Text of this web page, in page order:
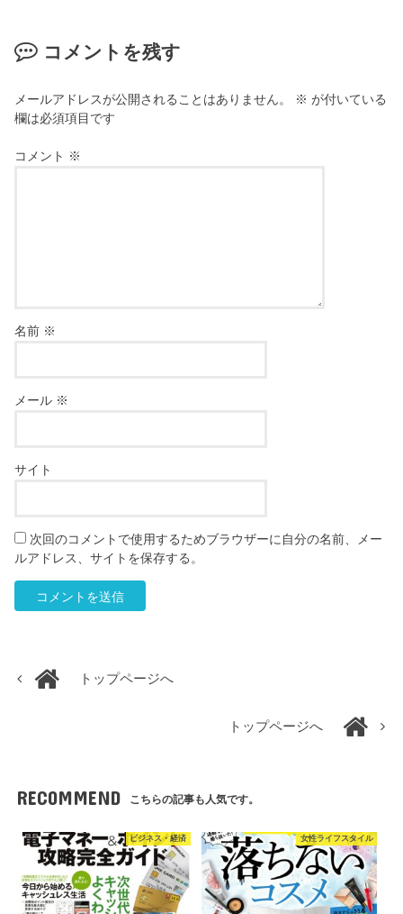
コメントを残す
メールアドレスが公開されることはありません。 ※ が付いている
欄は必須項目です
コメント ※
名前 ※
メール ※
サイト
次回のコメントで使用するためブラウザーに自分の名前、メー
ルアドレス、サイトを保存する。
トップページへ
トップページへ
RECOMMEND こちらの記事も人気です。
ビジネス・経済 女性ライフスタイル